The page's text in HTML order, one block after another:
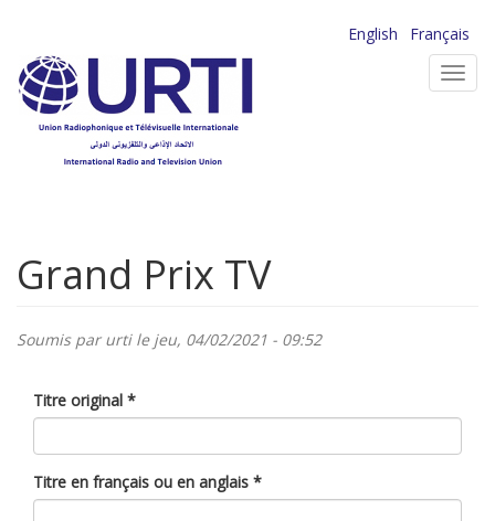
contenu
principal
English
Français
Grand Prix TV
Soumis par urtile jeu, 04/02/2021 - 09:52
Titre original *
Titre en français ou en anglais *